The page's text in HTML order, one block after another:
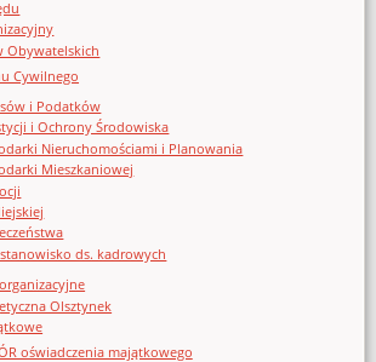
Obywatelskich
Cywilnego
i Podatków
i Ochrony Środowiska
Nieruchomościami i Planowania
Mieszkaniowej
ds. kadrowych
Olsztynek
oświadczenia majątkowego